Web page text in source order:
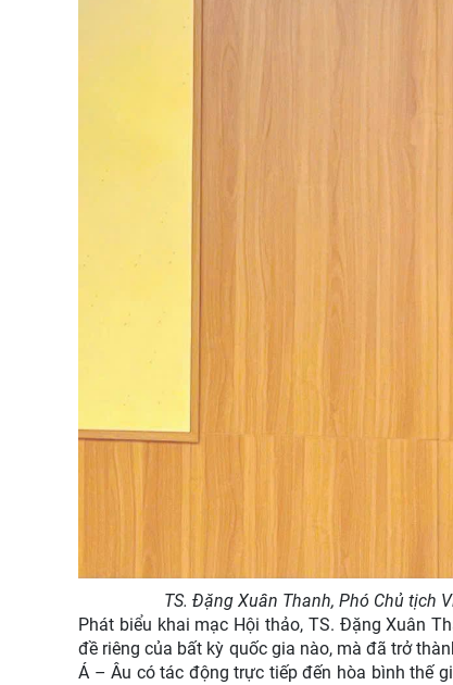
TS. Đặng Xuân Thanh, Phó Chủ tịch
Phát biểu khai mạc Hội thảo, TS. Đặng Xuân
đề riêng của bất kỳ quốc gia nào, mà đã trở
Á – Âu có tác động trực tiếp đến hòa bình thế